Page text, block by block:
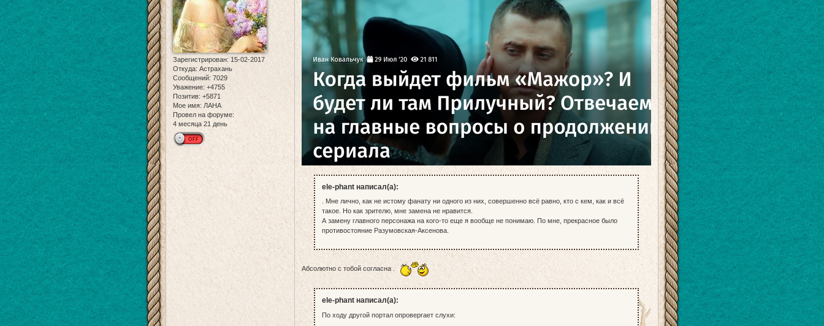
Зарегистрирован: 15-02-2017
Откуда: Астрахань
Сообщений: 7029
Уважение: +4755
Позитив: +5871
Мое имя: ЛАНА
Провел на форуме:
4 месяца 21 день
ele-phant написал(а):
. Мне лично, как не истому фанату ни одного из них, совершенно всё равно, кто с кем, как и всё
такое. Но как зрителю, мне замена не нравится.
А замену главного персонажа на кого-то еще я вообще не понимаю. По мне, прекрасное было
противостояние Разумовская-Аксенова.
Абсолютно с тобой согласна .
ele-phant написал(а):
По ходу другой портал опровергает слухи: